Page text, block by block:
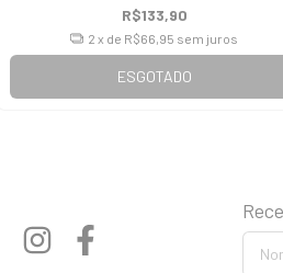
R$133,90
2 x de R$66,95 sem juros
ESGOTADO